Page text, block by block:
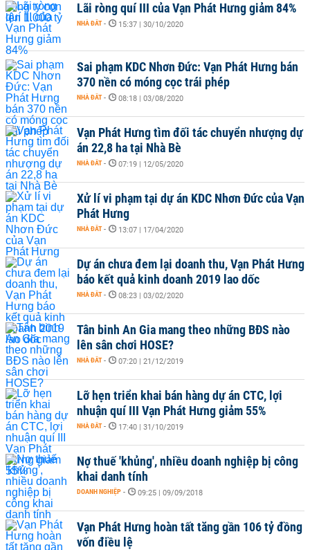
Lãi ròng quí III của Vạn Phát Hưng giảm 84%
NHÀ ĐẤT - 15:37 | 30/10/2020
Sai phạm KDC Nhơn Đức: Vạn Phát Hưng bán
370 nền có móng cọc trái phép
NHÀ ĐẤT - 08:18 | 03/08/2020
Vạn Phát Hưng tìm đối tác chuyển nhượng dự
án 22,8 ha tại Nhà Bè
NHÀ ĐẤT - 07:19 | 12/05/2020
Xử lí vi phạm tại dự án KDC Nhơn Đức của Vạn
Phát Hưng
NHÀ ĐẤT - 13:07 | 17/04/2020
Dự án chưa đem lại doanh thu, Vạn Phát Hưng
báo kết quả kinh doanh 2019 lao dốc
NHÀ ĐẤT - 08:23 | 03/02/2020
Tân binh An Gia mang theo những BĐS nào
lên sân chơi HOSE?
NHÀ ĐẤT - 07:20 | 21/12/2019
Lỡ hẹn triển khai bán hàng dự án CTC, lợi
nhuận quí III Vạn Phát Hưng giảm 55%
NHÀ ĐẤT - 17:40 | 31/10/2019
Nợ thuế 'khủng', nhiều doanh nghiệp bị công
khai danh tính
DOANH NGHIỆP - 09:25 | 09/09/2018
Vạn Phát Hưng hoàn tất tăng gần 106 tỷ đồng
vốn điều lệ